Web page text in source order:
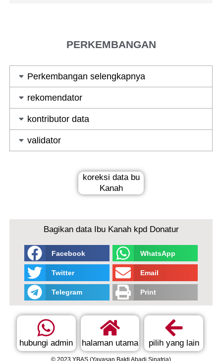
PERKEMBANGAN
Perkembangan selengkapnya
rekomendator
kontributor data
validator
koreksi data bu
Kanah
Bagikan data Ibu Kanah kpd Donatur
Facebook WhatsApp
Twitter Email
Telegram Print
hubungi admin halaman utama pilih yang lain
© 2023 YBAS (Yayasan Bakti Abadi Sinatria)